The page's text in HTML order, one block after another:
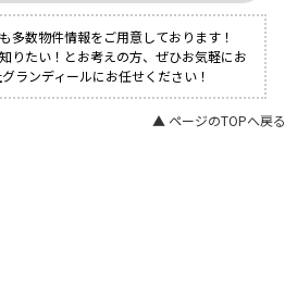
多数物件情報をご用意しております！
りたい！とお考えの方、ぜひお気軽にお
ランディールにお任せください！
▲ ページのTOPへ戻る